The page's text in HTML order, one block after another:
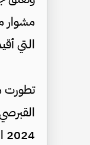
مشوار
التي أقيمت
تطورت
2024 الذي استفاد ببيعه بعد ستة أشهر فقط مقابل 8 ملايين يورو لنادي رين.